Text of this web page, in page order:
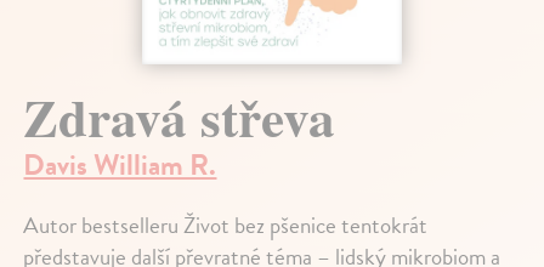
Zdravá střeva
Davis William R.
Autor bestselleru Život bez pšenice tentokrát
představuje další převratné téma – lidský mikrobiom a